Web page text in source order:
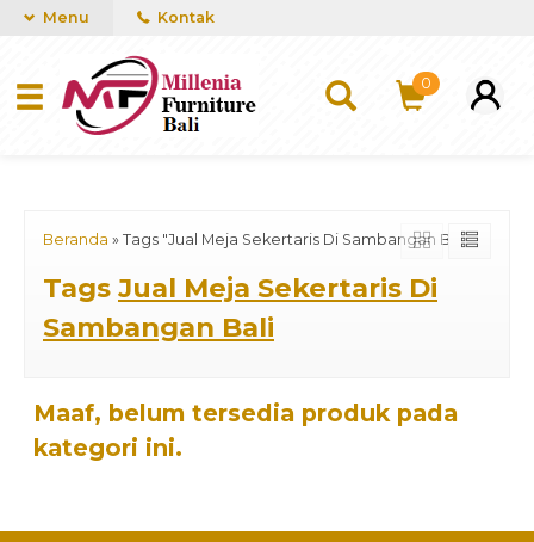
mUCn7CwGawCVTvwq7a99f4AgACOVgZvYEW65FFSDBf0
Menu Kontak
0
Beranda » Tags "Jual Meja Sekertaris Di Sambangan Bali"
Tags Jual Meja Sekertaris Di
Sambangan Bali
Maaf, belum tersedia produk pada
kategori ini.